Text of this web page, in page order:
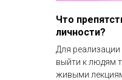
Что
личности?
Для
выйти к людям
живыми